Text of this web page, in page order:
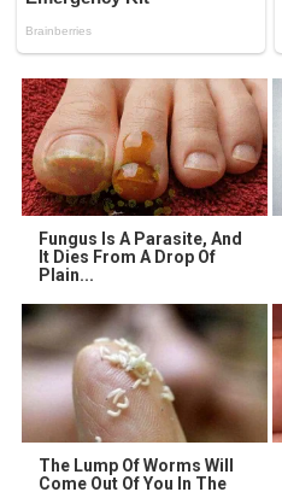
Fungus Is A Parasite, And
It Dies From A Drop Of
Plain...
The Lump Of Worms Will
Come Out Of You In The